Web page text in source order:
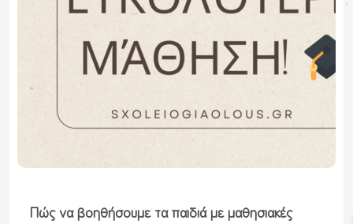
Πώς να βοηθήσουμε τα παιδιά με μαθησιακές